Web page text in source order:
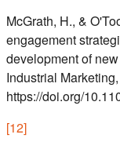
McGrath, H., &
engagement
development of
Industrial
https://doi.org/
[12]